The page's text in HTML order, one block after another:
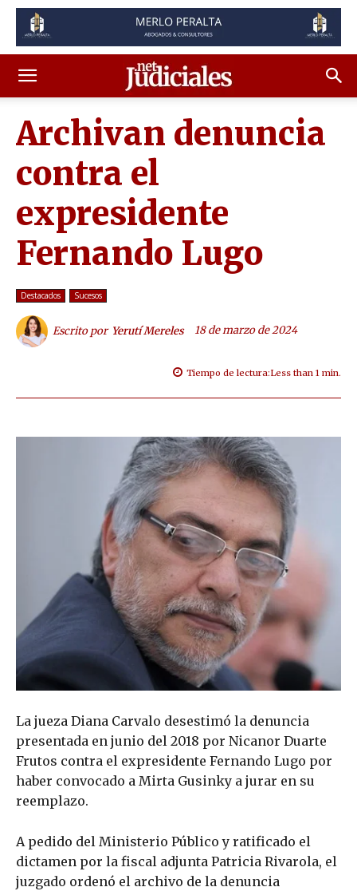
Archivan denuncia
contra el
expresidente
Fernando Lugo
Destacados Sucesos
Escrito por Yerutí Mereles 18 de marzo de 2024
Tiempo de lectura:Less than 1 min.
La jueza Diana Carvalo desestimó la denuncia
presentada en junio del 2018 por Nicanor Duarte
Frutos contra el expresidente Fernando Lugo por
haber convocado a Mirta Gusinky a jurar en su
reemplazo.
A pedido del Ministerio Público y ratificado el
dictamen por la fiscal adjunta Patricia Rivarola, el
juzgado ordenó el archivo de la denuncia